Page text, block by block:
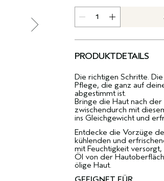
PRODUKTDETAILS
Die richtigen Schritte.
Pflege, die ganz auf
abgestimmt ist.
Bringe die Haut nach der
zwischendurch mit
ins Gleichgewicht und
Entdecke die Vorzüge
kühlenden und
mit Feuchtigkeit
Öl von der
ölige Haut.